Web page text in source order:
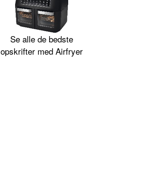
Se alle de bedste
opskrifter med Airfryer